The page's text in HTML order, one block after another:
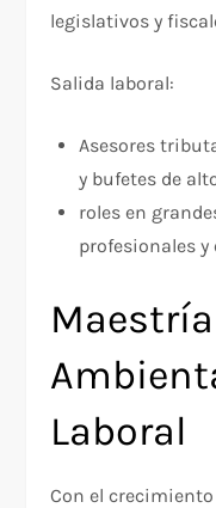
legislativos y
Salida laboral:
Asesores
y bufetes de
roles en
profesionales
Laboral
Con el